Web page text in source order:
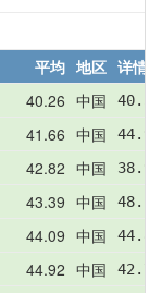
平均 地区 详情
40.26 中国
41.66 中国
42.82 中国
43.39 中国
44.09 中国
44.92 中国